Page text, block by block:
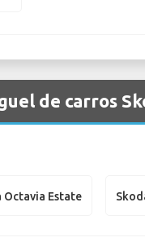
de carros
Octavia Estate